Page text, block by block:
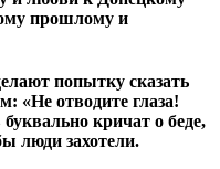
прошлому и
попытку сказать
«Не отводите глаза!
кричат о беде,
люди захотели.